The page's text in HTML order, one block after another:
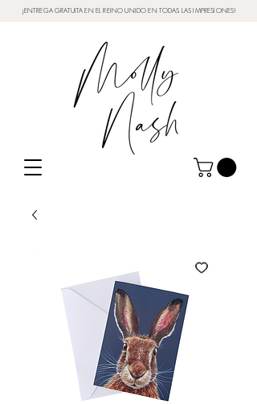
¡ENTREGA GRATUITA EN EL REINO UNIDO EN TODAS LAS IMPRESIONES!